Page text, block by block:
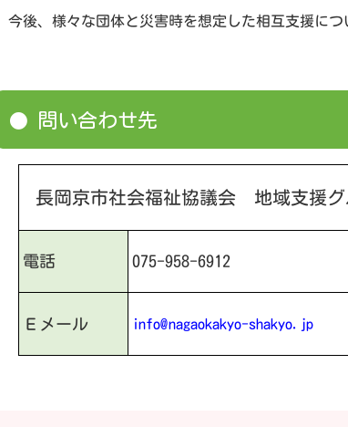
今後、様々な団体と災害時を想定した相互支援につ
問い合わせ先
長岡京市社会福祉協議会 地域支援グ
電話 075-958-6912
Ｅメール info@nagaokakyo-shakyo.jp